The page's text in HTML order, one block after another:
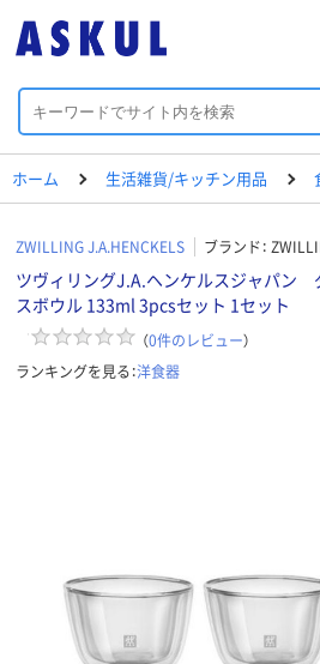
ホーム 生活雑貨/キッチン用品
ZWILLING J.A.HENCKELS ブランド：
ツヴィリングJ.A.ヘンケルスジャパン
スボウル 133ml 3pcsセット 1セット
（0件のレビュー）
ランキングを見る：洋食器